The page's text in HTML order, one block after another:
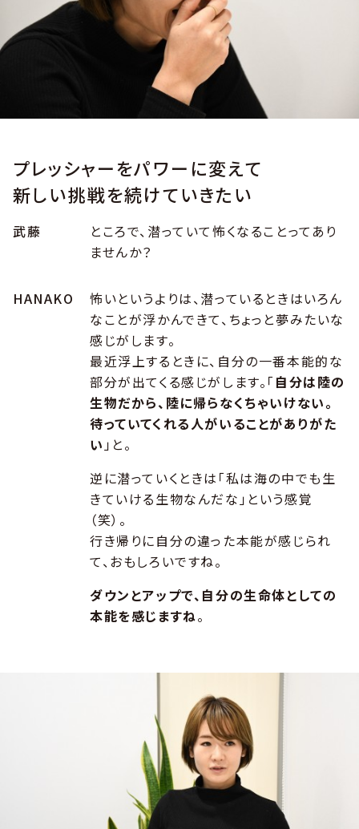
プレッシャーをパワーに変えて
新しい挑戦を続けていきたい
武藤
ところで、潜っていて怖くなることってあり
ませんか？
HANAKO
怖いというよりは、潜っているときはいろん
なことが浮かんできて、ちょっと夢みたいな
感じがします。
最近浮上するときに、自分の一番本能的な
部分が出てくる感じがします。「 自分は陸の
生物だから、陸に帰らなくちゃいけない。
待っていてくれる人がいることがありがた
い」と。
逆に潜っていくときは「私は海の中でも生
きていける生物なんだな」という感覚
（笑）。
行き帰りに自分の違った本能が感じられ
て、おもしろいですね。
ダウンとアップで、自分の生命体としての
本能を感じますね。